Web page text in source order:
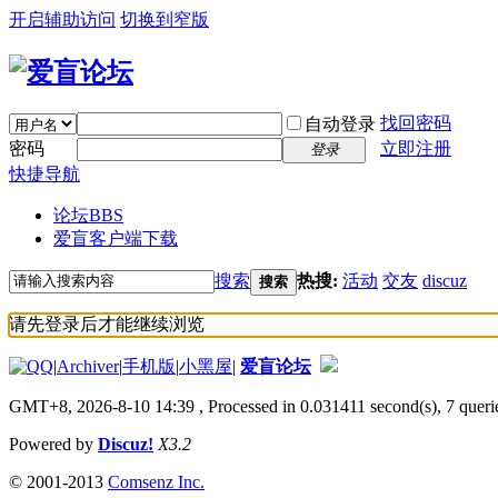
开启辅助访问 切换到窄版
自动登录 找回密码
密码
登录
立即注册
快捷导航
论坛BBS
爱盲客户端下载
搜索 搜索 热搜: 活动 交友 discuz
请先登录后才能继续浏览
|Archiver|手机版|小黑屋| 爱盲论坛
GMT+8, 2026-8-10 14:39 , Processed in 0.031411 second(s), 7
Powered by Discuz! X3.2
© 2001-2013 Comsenz Inc.